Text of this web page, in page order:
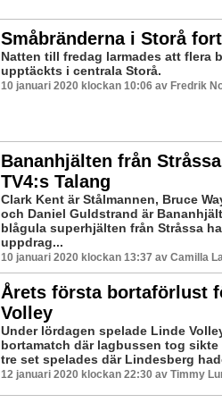
Småbränderna i Storå
Natten till fredag larmades att flera
upptäckts i centrala Storå.
10 januari 2020 klockan 10:06 av Fredrik
Bananhjälten från
TV4:s Talang
Clark Kent är Stålmannen, Bruce
och Daniel Guldstrand är
blågula superhjälten från Stråssa
uppdrag...
10 januari 2020 klockan 13:37 av Camilla
Årets första bortaförlust
Volley
Under lördagen spelade Linde
bortamatch där lagbussen tog
tre set spelades där Lindesberg
12 januari 2020 klockan 22:30 av Timmy